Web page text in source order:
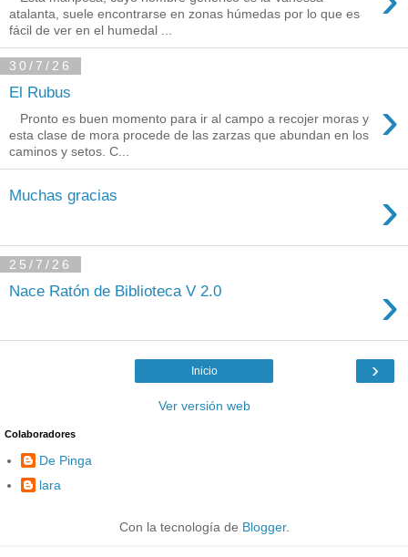
atalanta, suele encontrarse en zonas húmedas por lo que es
fácil de ver en el humedal ...
30/7/26
El Rubus ›
Pronto es buen momento para ir al campo a recojer moras y
esta clase de mora procede de las zarzas que abundan en los
caminos y setos. C...
Muchas gracias ›
25/7/26
Nace Ratón de Biblioteca V 2.0 ›
›
Inicio
Ver versión web
Colaboradores
De Pinga
lara
Con la tecnología de Blogger.